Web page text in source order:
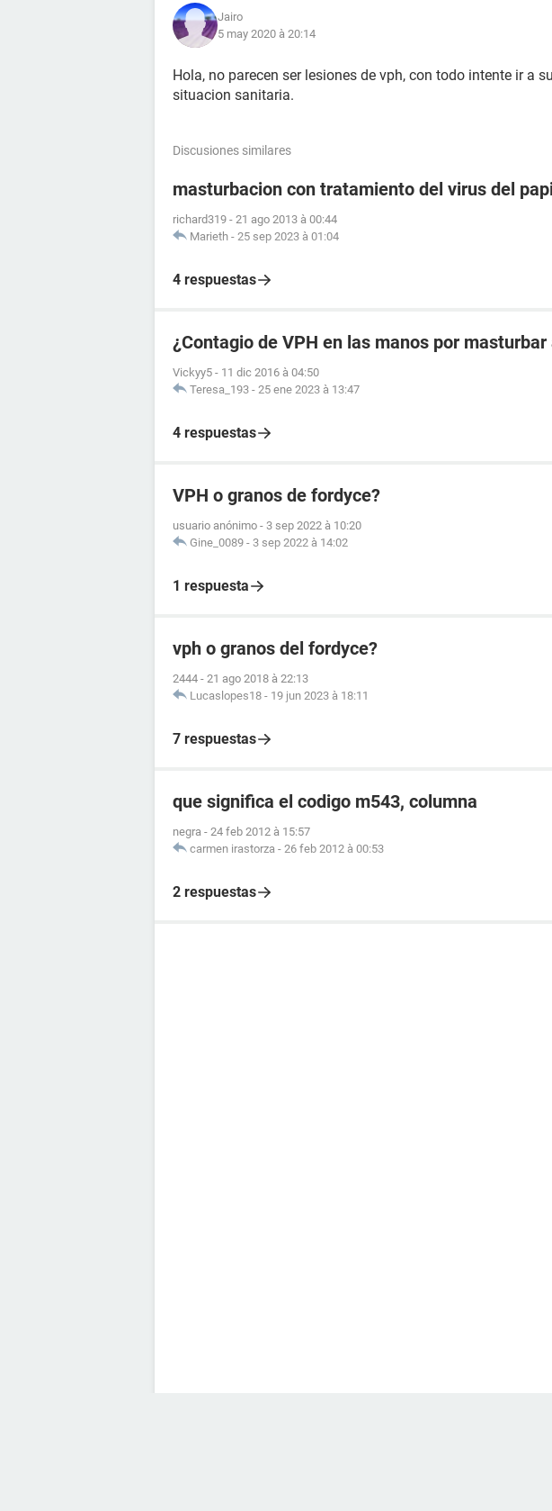
Jairo
5 may 2020 à 20:14
Hola, no parecen ser lesiones de vph, con todo intente ir a
situacion sanitaria.
Discusiones similares
masturbacion con tratamiento del virus del
richard319 - 21 ago 2013 à 00:44
Marieth - 25 sep 2023 à 01:04
4 respuestas
¿Contagio de VPH en las manos por masturbar
Vickyy5 - 11 dic 2016 à 04:50
Teresa_193 - 25 ene 2023 à 13:47
4 respuestas
VPH o granos de fordyce?
usuario anónimo - 3 sep 2022 à 10:20
Gine_0089 - 3 sep 2022 à 14:02
1 respuesta
vph o granos del fordyce?
2444 - 21 ago 2018 à 22:13
Lucaslopes18 - 19 jun 2023 à 18:11
7 respuestas
que significa el codigo m543, columna
negra - 24 feb 2012 à 15:57
carmen irastorza - 26 feb 2012 à 00:53
2 respuestas